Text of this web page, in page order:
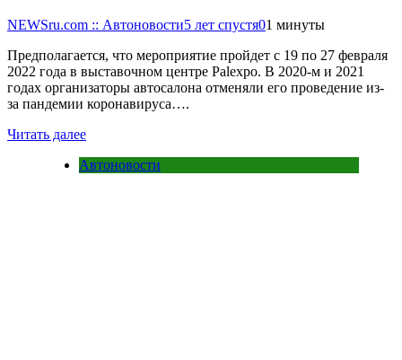
NEWSru.com :: Автоновости5 лет спустя01 минуты
Предполагается, что мероприятие пройдет с 19 по 27 февраля
2022 года в выставочном центре Palexpo. В 2020-м и 2021
годах организаторы автосалона отменяли его проведение из-
за пандемии коронавируса….
Читать далее
Автоновости